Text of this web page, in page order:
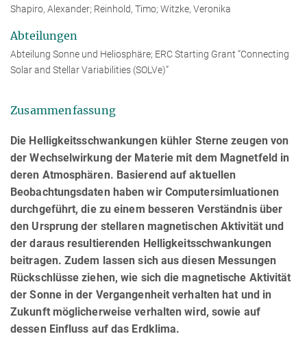
Shapiro, Alexander; Reinhold, Timo; Witzke, Veronika
Abteilungen
Abteilung Sonne und Heliosphäre; ERC Starting Grant “Connecting
Solar and Stellar Variabilities (SOLVe)”
Zusammenfassung
Die Helligkeitsschwankungen kühler Sterne zeugen von
der Wechselwirkung der Materie mit dem Magnetfeld in
deren Atmosphären. Basierend auf aktuellen
Beobachtungsdaten haben wir Computersimluationen
durchgeführt, die zu einem besseren Verständnis über
den Ursprung der stellaren magnetischen Aktivität und
der daraus resultierenden Helligkeitsschwankungen
beitragen. Zudem lassen sich aus diesen Messungen
Rückschlüsse ziehen, wie sich die magnetische Aktivität
der Sonne in der Vergangenheit verhalten hat und in
Zukunft möglicherweise verhalten wird, sowie auf
dessen Einfluss auf das Erdklima.